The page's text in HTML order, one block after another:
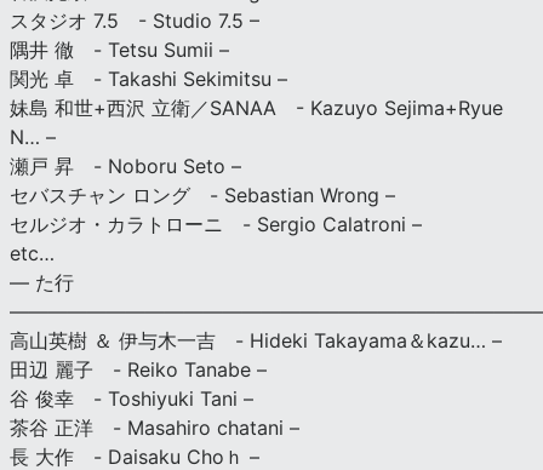
スタジオ 7.5 - Studio 7.5 –
隅井 徹 - Tetsu Sumii –
関光 卓 - Takashi Sekimitsu –
妹島 和世+西沢 立衛／SANAA - Kazuyo Sejima+Ryue
N… –
瀬戸 昇 - Noboru Seto –
セバスチャン ロング - Sebastian Wrong –
セルジオ・カラトローニ - Sergio Calatroni –
etc…
— た行
高山英樹 ＆ 伊与木一吉 - Hideki Takayama＆kazu… –
田辺 麗子 - Reiko Tanabe –
谷 俊幸 - Toshiyuki Tani –
茶谷 正洋 - Masahiro chatani –
長 大作 - Daisaku Choｈ –